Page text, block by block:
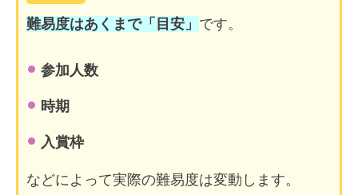
難易度はあくまで「目安」 です。
参加人数
時期
入賞枠
などによって実際の難易度は変動します。